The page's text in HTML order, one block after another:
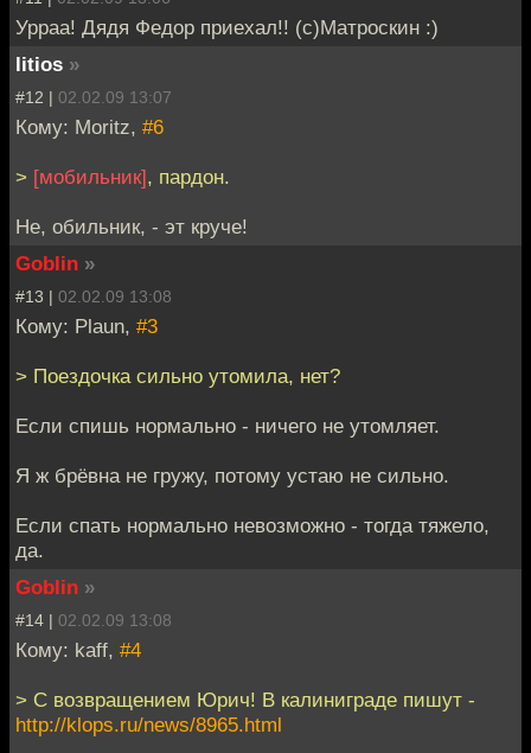
Урраа! Дядя Федор приехал!! (с)Матроскин :)
litios »
#12 | 02.02.09 13:07
Кому: Moritz, #6
> [мобильник], пардон.
Не, обильник, - эт круче!
Goblin »
#13 | 02.02.09 13:08
Кому: Plaun, #3
> Поездочка сильно утомила, нет?
Если спишь нормально - ничего не утомляет.
Я ж брёвна не гружу, потому устаю не сильно.
Если спать нормально невозможно - тогда тяжело,
да.
Goblin »
#14 | 02.02.09 13:08
Кому: kaff, #4
> C возвращением Юрич! В калиниграде пишут -
http://klops.ru/news/8965.html